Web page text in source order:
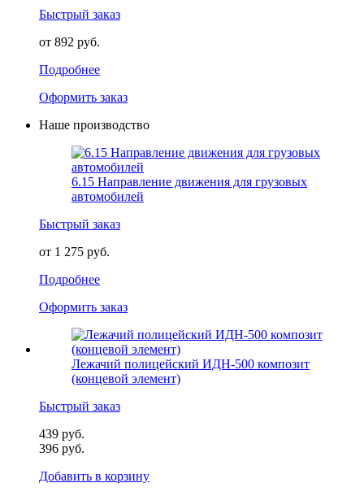
Быстрый заказ
от 892 руб.
Подробнее
Оформить заказ
Наше производство
6.15 Направление движения для грузовых
автомобилей
Быстрый заказ
от 1 275 руб.
Подробнее
Оформить заказ
Лежачий полицейский ИДН-500 композит
(концевой элемент)
Быстрый заказ
439 руб.
396 руб.
Добавить в корзину